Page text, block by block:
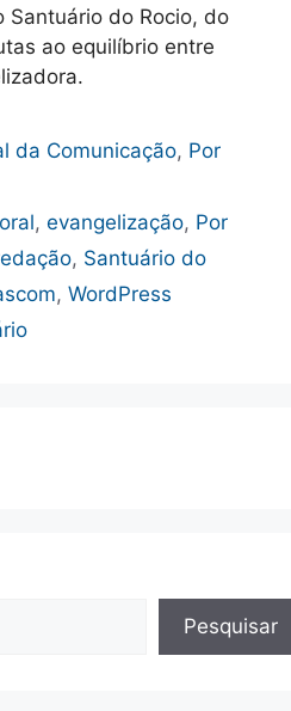
do Rocio, do
ao equilíbrio entre
da Comunicação, Por
,evangelização, Por
, Santuário do
, WordPress
Pesquisar